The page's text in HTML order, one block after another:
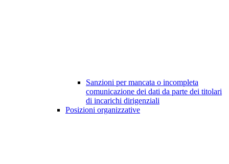
Sanzioni per mancata o incompleta
comunicazione dei dati da parte dei titolari
di incarichi dirigenziali
Posizioni organizzative